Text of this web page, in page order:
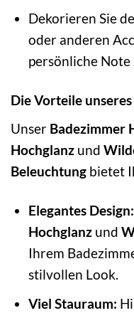
Dekorieren Sie
oder anderen
persönliche
Die Vorteile
Unser Badezimmer
Hochglanz und
Beleuchtung bietet
Elegantes Design:
Hochglanzund
Ihrem
stilvollen Look.
Viel Stauraum: